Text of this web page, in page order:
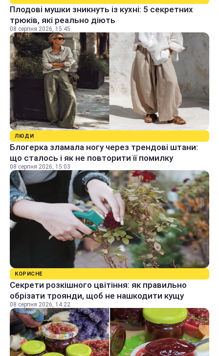
Плодові мушки зникнуть із кухні: 5 секретних
трюків, які реально діють
08 серпня 2026, 15:45
ЛЮДИ
Блогерка зламала ногу через трендові штани:
що сталось і як не повторити її помилку
08 серпня 2026, 15:03
КОРИСНЕ
Секрети розкішного цвітіння: як правильно
обрізати троянди, щоб не нашкодити кущу
08 серпня 2026, 14:22